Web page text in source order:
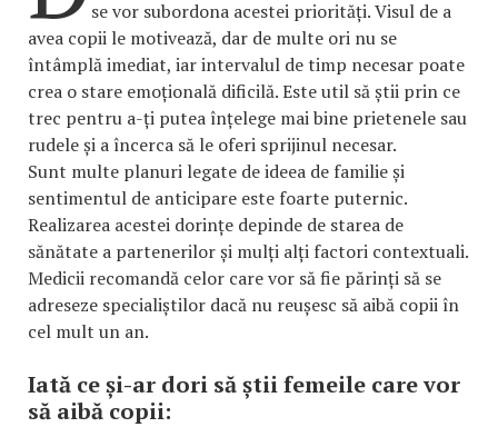
se vor subordona acestei priorități. Visul de a
avea copii le motivează, dar de multe ori nu se
întâmplă imediat, iar intervalul de timp necesar poate
crea o stare emoțională dificilă. Este util să știi prin ce
trec pentru a-ți putea înțelege mai bine prietenele sau
rudele și a încerca să le oferi sprijinul necesar.
Sunt multe planuri legate de ideea de familie și
sentimentul de anticipare este foarte puternic.
Realizarea acestei dorințe depinde de starea de
sănătate a partenerilor și mulți alți factori contextuali.
Medicii recomandă celor care vor să fie părinți să se
adreseze specialiștilor dacă nu reușesc să aibă copii în
cel mult un an.
Iată ce și-ar dori să știi femeile care vor
să aibă copii: